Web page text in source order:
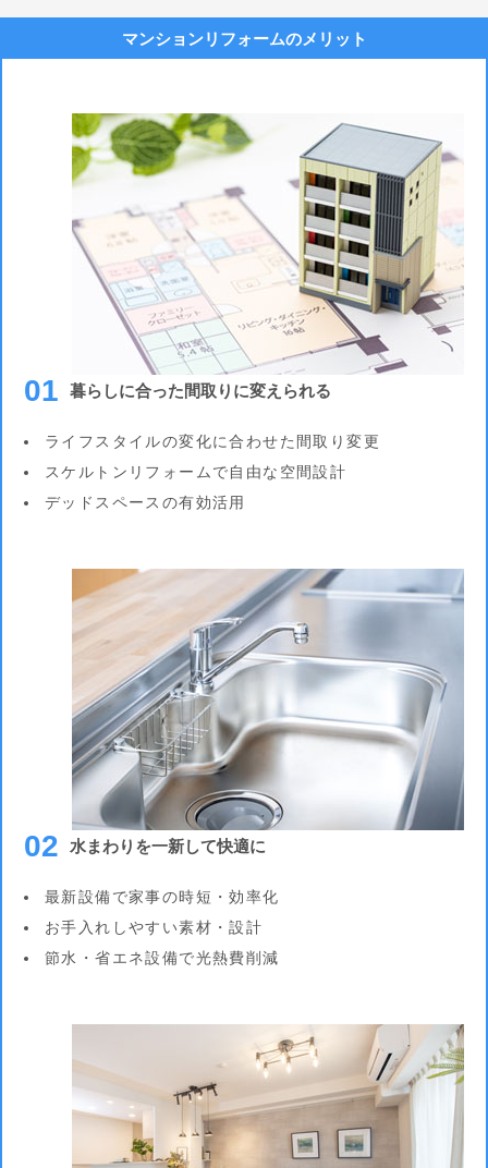
マンションリフォームのメリット
01 暮らしに合った間取りに変えられる
ライフスタイルの変化に合わせた間取り変更
スケルトンリフォームで自由な空間設計
デッドスペースの有効活用
02 水まわりを一新して快適に
最新設備で家事の時短・効率化
お手入れしやすい素材・設計
節水・省エネ設備で光熱費削減